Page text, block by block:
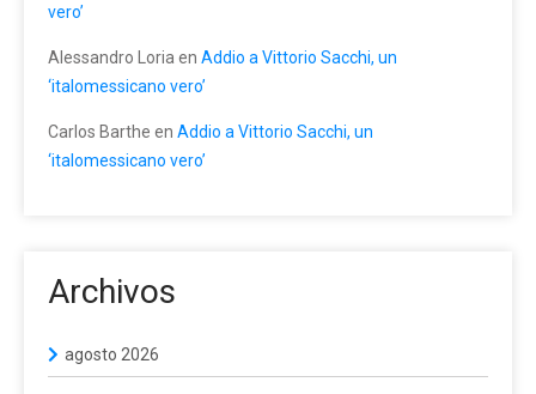
vero’
Alessandro Loria en Addio a Vittorio Sacchi, un
‘italomessicano vero’
Carlos Barthe en Addio a Vittorio Sacchi, un
‘italomessicano vero’
Archivos
agosto 2026